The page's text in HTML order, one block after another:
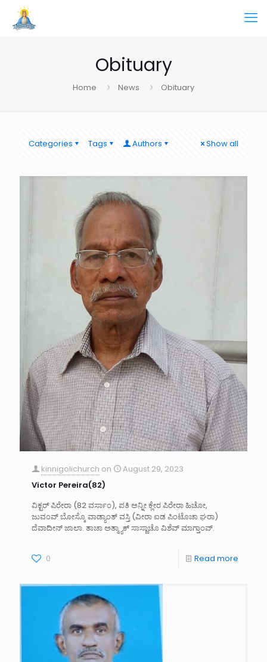
Obituary
Home News Obituary
Categories Tags Authors Show all
kinnigolichurch on
August 29, 2023
Victor Pereira(82)
ವಿಕ್ಟರ್ ಪಿರೇರಾ (82 ವರ್ಸಾಂ), ಪತಿ ಅನ್ನೀ ಕ್ಲೇರ ಪಿರೇರಾ ಹಿಚೋ,
ಜುವಂವ್ ಬೋಸ್ಕೊ ವಾಡ್ಯಾಂತ್ ವಸ್ತಿ (ವೀರಾ ಐಡ ಪಿಂಟೊಚಾ ಘರಾ)
ದೆವಾದೀನ್ ಜಾಲಾ. ತಾಚಾ ಅತ್ಮ್ಯಾಕ್ ಸಾಸ್ಣಾಚೊ ವಿಶೆವ್ ಮಾಗ್ತಾಂವ್.
0 Read more